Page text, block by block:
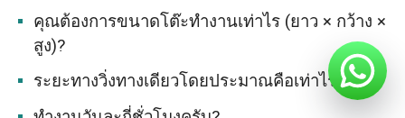
คุณต้องการขนาดโต๊ะทำงานเท่าไร (ยาว × กว้าง ×
สูง)?​
ระยะทางวิ่งทางเดียวโดยประมาณคือเท่าไร?